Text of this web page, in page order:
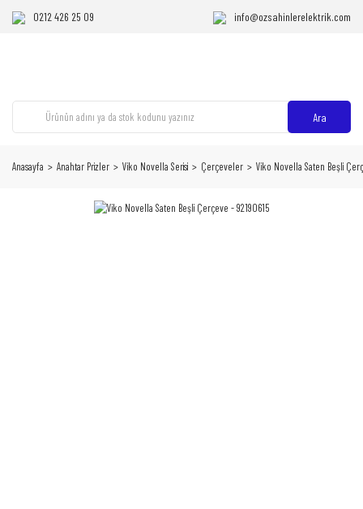
0212 426 25 09 info@ozsahinlerelektrik.com
Ara
Anasayfa Anahtar Prizler Viko Novella Serisi Çerçeveler Viko Novella Saten Beşli